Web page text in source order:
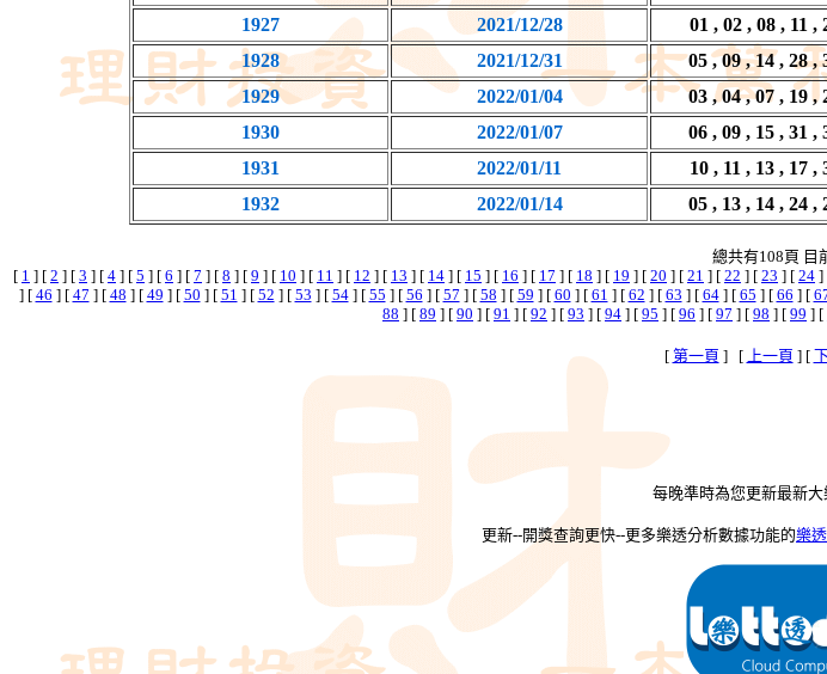
1927
2021/12/28 01 , 02 , 08 , 11 ,
1928
2021/12/31 05 , 09 , 14 , 28 ,
1929
2022/01/04 03 , 04 , 07 , 19 ,
1930
2022/01/07 06 , 09 , 15 , 31 ,
1931
2022/01/11 10 , 11 , 13 , 17 ,
1932
2022/01/14 05 , 13 , 14 , 24 ,
總共有108頁 目
[ 1 ] [ 2 ] [ 3 ] [ 4 ] [ 5 ] [ 6 ] [ 7 ] [ 8 ] [ 9 ] [ 10 ] [ 11 ] [ 12 ] [ 13 ] [ 14 ] [ 15 ] [ 16 ] [ 17 ] [ 18 ] [ 19 ] [ 20 ] [ 21 ] [ 22 ] [ 23 ] [ 24 ]
] [ 46 ] [ 47 ] [ 48 ] [ 49 ] [ 50 ] [ 51 ] [ 52 ] [ 53 ] [ 54] [ 55 ] [ 56 ] [ 57 ] [ 58 ] [ 59 ] [ 60 ] [ 61 ] [ 62 ] [ 63 ] [ 64] [ 65 ] [ 66 ] [
88 ] [ 89 ] [ 90 ] [ 91 ] [ 92 ] [ 93 ] [ 94 ] [ 95 ] [ 96 ] [ 97 ] [ 98 ] [ 99 ] [
[ 第一頁 ] [ 上一頁 ] [
每晚準時為您更新最新
更新--開獎查詢更快--更多樂透分析數據功能的樂